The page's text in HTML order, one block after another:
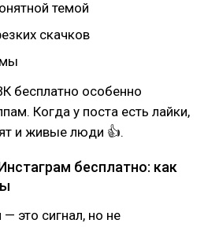
темой
скачков
бесплатно особенно
Когда у поста есть лайки,
и живые люди 👍.
бесплатно: как
это сигнал, но не